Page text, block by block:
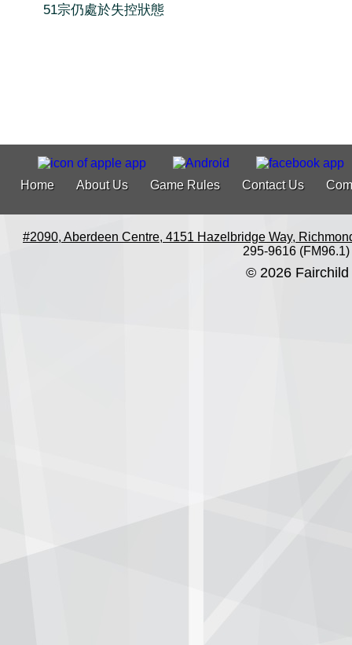
51宗仍處於失控狀態
Home About Us Game Rules Contact Us
#2090, Aberdeen Centre, 4151 Hazelbridge Way,
295-9616 (FM96.1)
© 2026 Fairchild